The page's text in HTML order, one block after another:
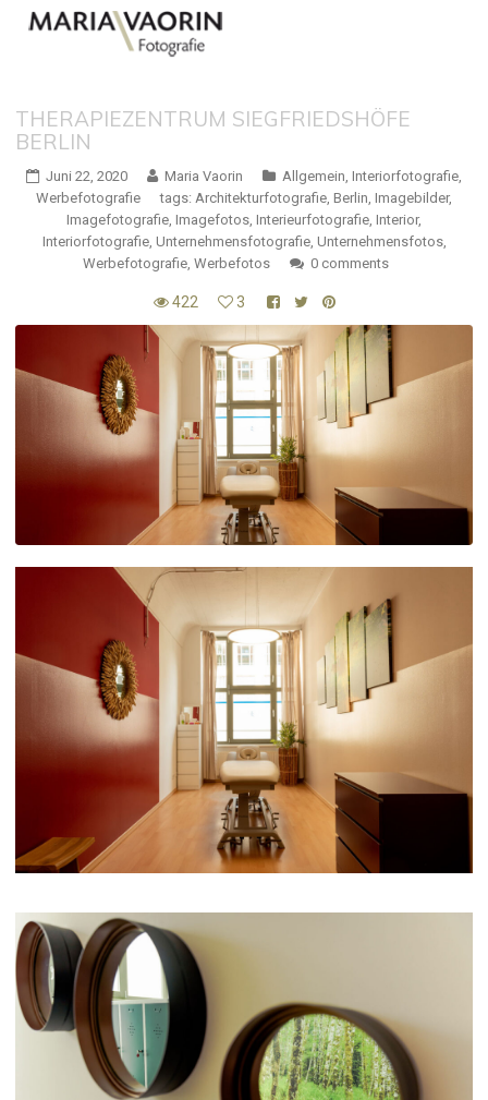
THERAPIEZENTRUM SIEGFRIEDSHÖFE
BERLIN
Juni 22, 2020 Maria Vaorin Allgemein Interiorfotografie
Werbefotografie
tags: Architekturfotografie Berlin Imagebilder,
Imagefotografie Imagefotos Interieurfotografie Interior,
Interiorfotografie, Unternehmensfotografie, Unternehmensfotos,
Werbefotografie Werbefotos 0 comments
422 3